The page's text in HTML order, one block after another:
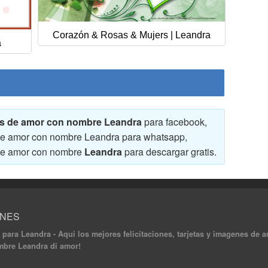
Corazón & Rosas & Mujers | Leandra
de amor con nombre Leandrapara facebook,
amor con nombre Leandra para whatsapp,
amor con nombre Leandrapara descargar gratis.
Leandra - Aqui los mejores felicitaciones, tarjetas y imagenes de
Leandra di amor!